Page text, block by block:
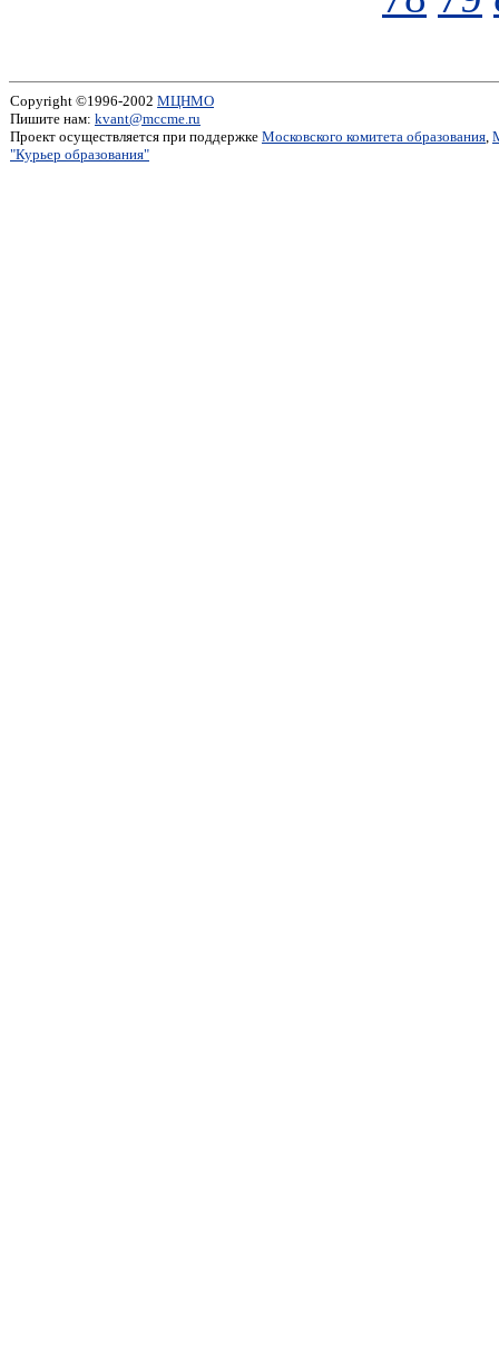
Copyright ©1996-2002 МЦНМО
Пишите нам: kvant@mccme.ru
Проект осуществляется при поддержке Московского комитета образования,
"Курьер образования"